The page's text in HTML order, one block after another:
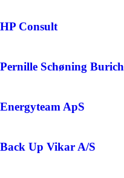
HP Consult
Pernille Schøning Burich
Energyteam ApS
Back Up Vikar A/S